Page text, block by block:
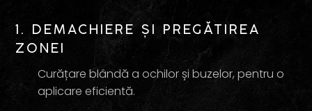
1. DEMACHIERE ȘI PREGĂTIREA
ZONEI
Curățare blândă a ochilor și buzelor, pentru o
aplicare eficientă.